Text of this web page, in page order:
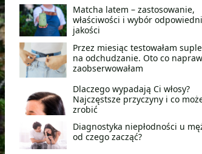
Matcha latem – zastosowanie,
właściwości i wybór
jakości
Przez miesiąc testowałam
na odchudzanie. Oto co
zaobserwowałam
Dlaczego wypadają Ci włosy?
Najczęstsze przyczyny i co
zrobić
Diagnostyka niepłodności u
od czego zacząć?